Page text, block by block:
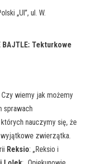
„Ul”, ul. W.
BAJTLE: Tekturkowe
wiemy jak możemy
sprawach
nauczymy się, że
zwierzątka.
Reksio: „Reksio i